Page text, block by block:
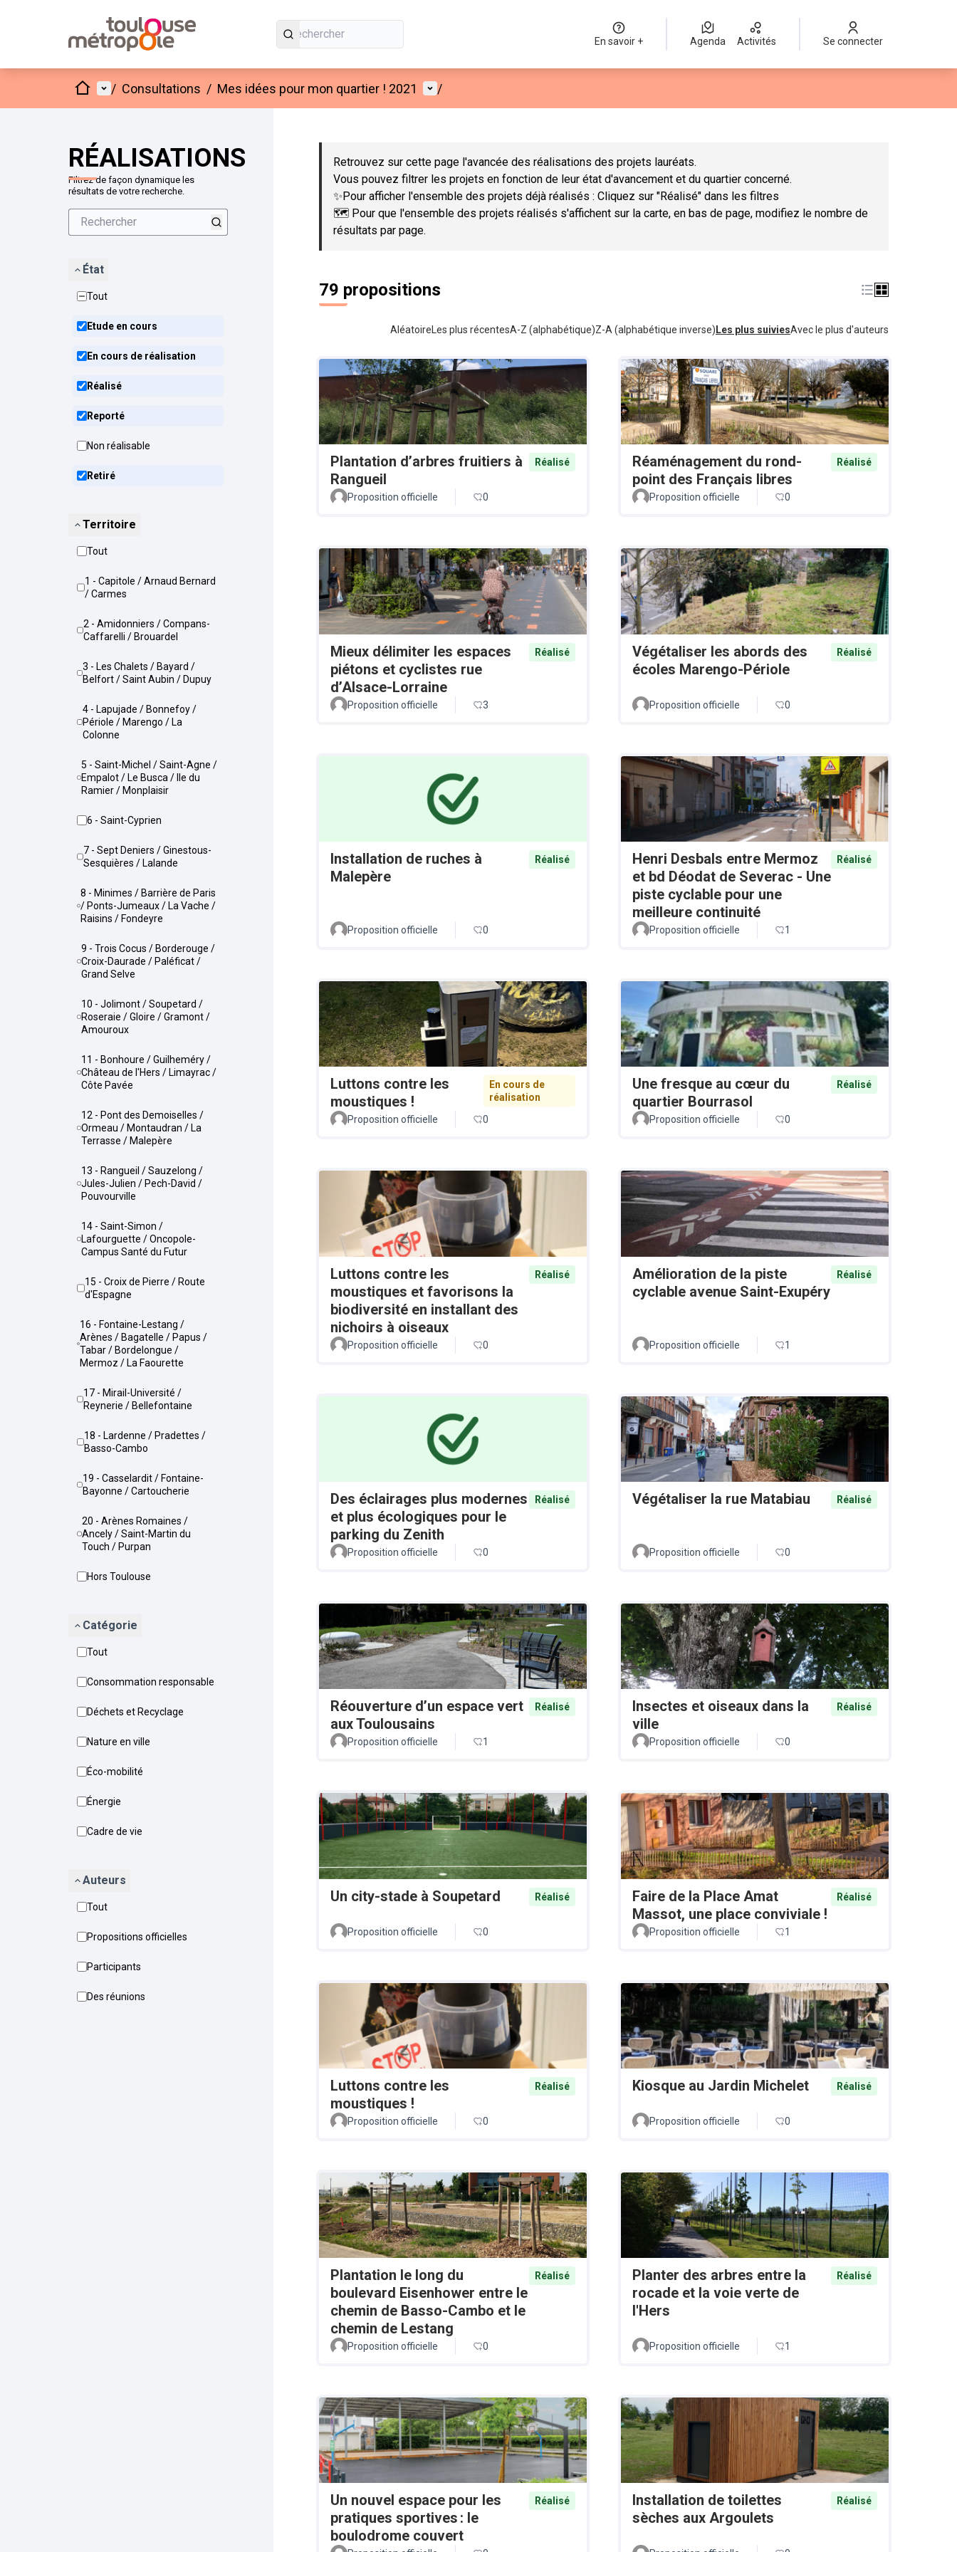
En savoir + Agenda Activités Se connecter
AccueilMenu principal
/ Consultations / Mes idées pour mon quartier ! 2021 Menu utilisateur
/
RÉALISATIONS
Filtrez de façon dynamique les
résultats de votre recherche.
État
Tout
Etude en cours
En cours de réalisation
Réalisé
Reporté
Non réalisable
Retiré
Territoire
Tout
1 - Capitole / Arnaud Bernard
/ Carmes
2 - Amidonniers / Compans-
Caffarelli / Brouardel
3 - Les Chalets / Bayard /
Belfort / Saint Aubin / Dupuy
4 - Lapujade / Bonnefoy /
Périole / Marengo / La
Colonne
5 - Saint-Michel / Saint-Agne /
Empalot / Le Busca / Ile du
Ramier / Monplaisir
6 - Saint-Cyprien
7 - Sept Deniers / Ginestous-
Sesquières / Lalande
8 - Minimes / Barrière de Paris
/ Ponts-Jumeaux / La Vache /
Raisins / Fondeyre
9 - Trois Cocus / Borderouge /
Croix-Daurade / Paléficat /
Grand Selve
10 - Jolimont / Soupetard /
Roseraie / Gloire / Gramont /
Amouroux
11 - Bonhoure / Guilheméry /
Château de l'Hers / Limayrac /
Côte Pavée
12 - Pont des Demoiselles /
Ormeau / Montaudran / La
Terrasse / Malepère
13 - Rangueil / Sauzelong /
Jules-Julien / Pech-David /
Pouvourville
14 - Saint-Simon /
Lafourguette / Oncopole-
Campus Santé du Futur
15 - Croix de Pierre / Route
d'Espagne
16 - Fontaine-Lestang /
Arènes / Bagatelle / Papus /
Tabar / Bordelongue /
Mermoz / La Faourette
17 - Mirail-Université /
Reynerie / Bellefontaine
18 - Lardenne / Pradettes /
Basso-Cambo
19 - Casselardit / Fontaine-
Bayonne / Cartoucherie
20 - Arènes Romaines /
Ancely / Saint-Martin du
Touch / Purpan
Hors Toulouse
Catégorie
Tout
Consommation responsable
Déchets et Recyclage
Nature en ville
Éco-mobilité
Énergie
Cadre de vie
Auteurs
Tout
Propositions officielles
Participants
Des réunions
Passer la carte
Retrouvez sur cette page l'avancée des réalisations des projets lauréats.
Vous pouvez filtrer les projets en fonction de leur état d'avancement et du quartier concerné.
✨Pour afficher l'ensemble des projets déjà réalisés : Cliquez sur "Réalisé" dans les filtres
🗺️ Pour que l'ensemble des projets réalisés s'affichent sur la carte, en bas de page, modifiez le nombre de
résultats par page.
79 propositions
Aléatoire Les plus récentesA-Z (alphabétique)Z-A (alphabétique inverse) Les plus suiviesAvec le plus d'auteurs
Plantation d’arbres fruitiers à
Rangueil
Réalisé
Proposition officielle 0
Réaménagement du rond-
point des Français libres
Réalisé
Proposition officielle 0
Mieux délimiter les espaces
piétons et cyclistes rue
d’Alsace-Lorraine
Réalisé
Proposition officielle 3
Végétaliser les abords des
écoles Marengo-Périole
Réalisé
Proposition officielle 0
Installation de ruches à
Malepère
Réalisé
Proposition officielle 0
Henri Desbals entre Mermoz
et bd Déodat de Severac - Une
piste cyclable pour une
meilleure continuité
Réalisé
Proposition officielle 1
Luttons contre les
moustiques !
En cours de
réalisation
Proposition officielle
0
Une fresque au cœur du
quartier Bourrasol
Réalisé
Proposition officielle 0
Luttons contre les
moustiques et favorisons la
biodiversité en installant des
nichoirs à oiseaux
Réalisé
Proposition officielle 0
Amélioration de la piste
cyclable avenue Saint-Exupéry
Réalisé
Proposition officielle 1
Des éclairages plus modernes
et plus écologiques pour le
parking du Zenith
Réalisé
Proposition officielle 0
Végétaliser la rue Matabiau Réalisé
Proposition officielle 0
Réouverture d’un espace vert
aux Toulousains
Réalisé
Proposition officielle 1
Insectes et oiseaux dans la
ville
Réalisé
Proposition officielle 0
Un city-stade à Soupetard Réalisé
Proposition officielle 0
Faire de la Place Amat
Massot, une place conviviale !
Réalisé
Proposition officielle 1
Luttons contre les
moustiques !
Réalisé
Proposition officielle 0
Kiosque au Jardin Michelet Réalisé
Proposition officielle 0
Plantation le long du
boulevard Eisenhower entre le
chemin de Basso-Cambo et le
chemin de Lestang
Réalisé
Proposition officielle 0
Planter des arbres entre la
rocade et la voie verte de
l'Hers
Réalisé
Proposition officielle 1
Un nouvel espace pour les
pratiques sportives : le
boulodrome couvert
Réalisé
Installation de toilettes
sèches aux Argoulets
Réalisé